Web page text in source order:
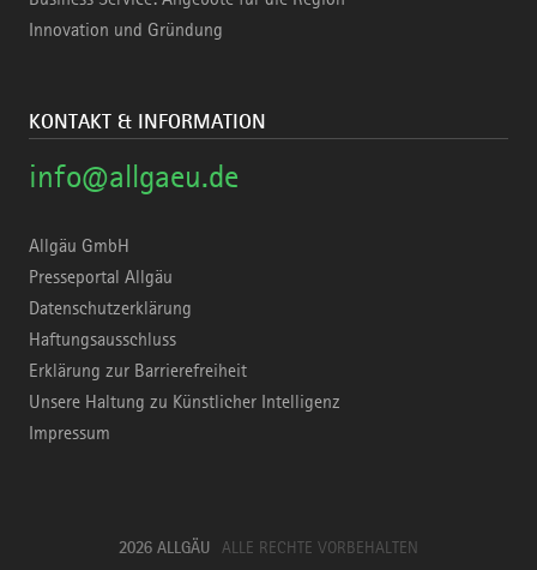
Innovation und Gründung
KONTAKT & INFORMATION
info@allgaeu.de
Allgäu GmbH
Presseportal Allgäu
Datenschutzerklärung
Haftungsausschluss
Erklärung zur Barrierefreiheit
Unsere Haltung zu Künstlicher Intelligenz
Impressum
2026 ALLGÄU ALLE RECHTE VORBEHALTEN